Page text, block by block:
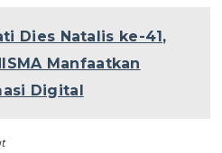
Dies Natalis ke-41,
Manfaatkan
Digital